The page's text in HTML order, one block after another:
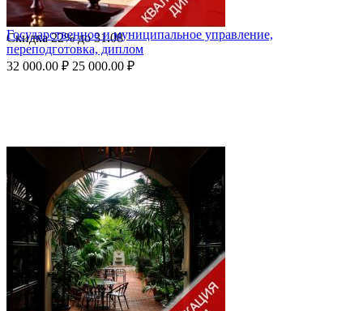
Скидка22%до31.08
Государственное и муниципальное управление,
переподготовка, диплом
32 000.00 ₽ 25 000.00 ₽